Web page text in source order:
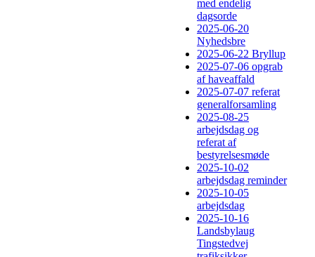
med endelig
dagsorde
2025-06-20
Nyhedsbre
2025-06-22 Bryllup
2025-07-06 opgrab
af haveaffald
2025-07-07 referat
generalforsamling
2025-08-25
arbejdsdag og
referat af
bestyrelsesmøde
2025-10-02
arbejdsdag reminder
2025-10-05
arbejdsdag
2025-10-16
Landsbylaug
Tingstedvej